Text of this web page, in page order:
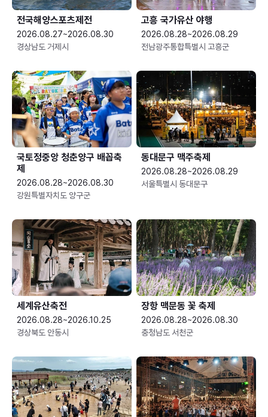
전국해양스포츠제전
2026.08.27~2026.08.30
경상남도 거제시
고흥 국가유산 야행
2026.08.28~2026.08.29
전남광주통합특별시 고흥군
국토정중앙 청춘양구 배꼽축
제
2026.08.28~2026.08.30
강원특별자치도 양구군
동대문구 맥주축제
2026.08.28~2026.08.29
서울특별시 동대문구
세계유산축전
2026.08.28~2026.10.25
경상북도 안동시
장항 맥문동 꽃 축제
2026.08.28~2026.08.30
충청남도 서천군